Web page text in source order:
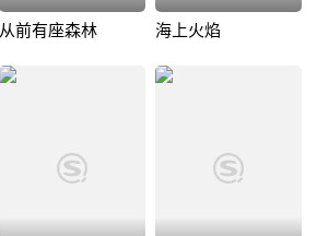
从前有座森林 海上火焰